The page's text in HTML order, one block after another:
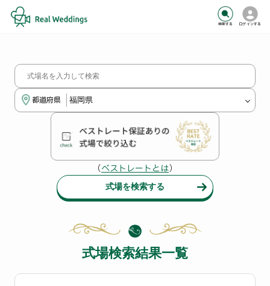
検索する ログインする
都道府県
（ベストレートとは）
式場を検索する
式場検索結果一覧